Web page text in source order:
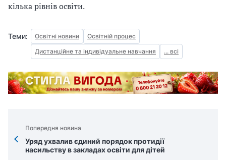
кілька рівнів освіти.
Теми: Освітні новини
Освітній процес
Дистанційне та індивідуальне навчання
... всі
Попередня новина
Уряд ухвалив єдиний порядок протидії
насильству в закладах освіти для дітей